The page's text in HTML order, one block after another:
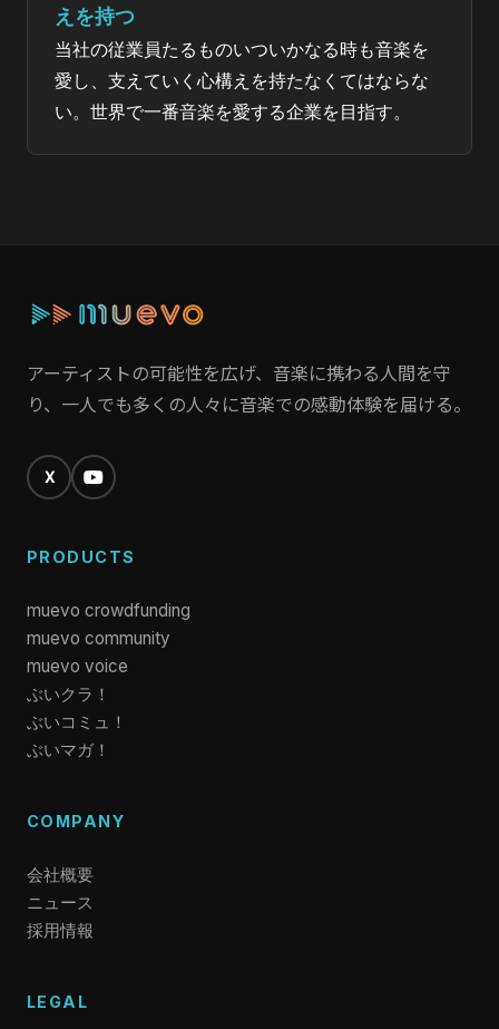
えを持つ
当社の従業員たるものいついかなる時も音楽を
愛し、支えていく心構えを持たなくてはならな
い。世界で一番音楽を愛する企業を目指す。
アーティストの可能性を広げ、音楽に携わる人間を守
り、一人でも多くの人々に音楽での感動体験を届ける。
PRODUCTS
muevo crowdfunding
muevo community
muevo voice
ぶいクラ！
ぶいコミュ！
ぶいマガ！
COMPANY
会社概要
ニュース
採用情報
LEGAL